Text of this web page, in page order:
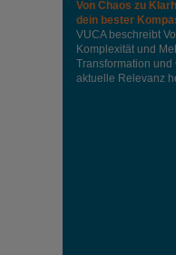
Von Chaos zu
dein bester
VUCA beschreibt
Komplexität und
Transformation
aktuelle Relevanz